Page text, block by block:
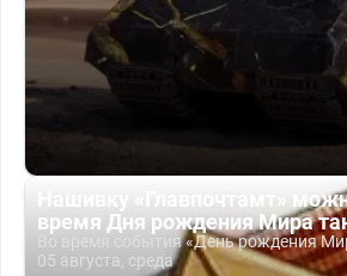
Нашивку «Главпочтамт»
время Дня рождения Мира
Во время события «День рождения
05 августа, среда